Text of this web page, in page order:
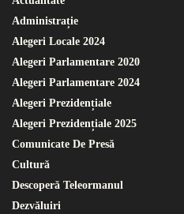
Administrație
Alegeri Locale 2024
Alegeri Parlamentare 2020
Alegeri Parlamentare 2024
Alegeri Prezidențiale
Alegeri Prezidențiale 2025
Comunicate De Presă
Cultură
Descoperă Teleormanul
Dezvăluiri